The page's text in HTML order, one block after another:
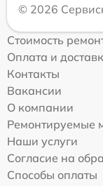
© 2026
Стоимость
Оплата и
Контакты
Вакансии
О компании
Ремонтируемые
Наши услуги
Согласие на
Способы оплаты